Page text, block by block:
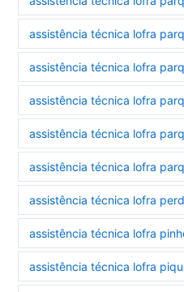
assistência técnica lofra
assistência técnica lofra
assistência técnica lofra
assistência técnica lofra
assistência técnica lofra
assistência técnica lofra
assistência técnica lofra
assistência técnica lofra